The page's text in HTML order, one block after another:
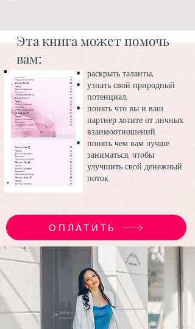
Эта книга может помочь
вам:
раскрыть таланты,
узнать свой природный
потенциал,
понять что вы и ваш
партнер хотите от личных
взаимоотношений
понять чем вам лучше
заниматься, чтобы
улучшить свой денежный
поток
ОПЛАТИТЬ